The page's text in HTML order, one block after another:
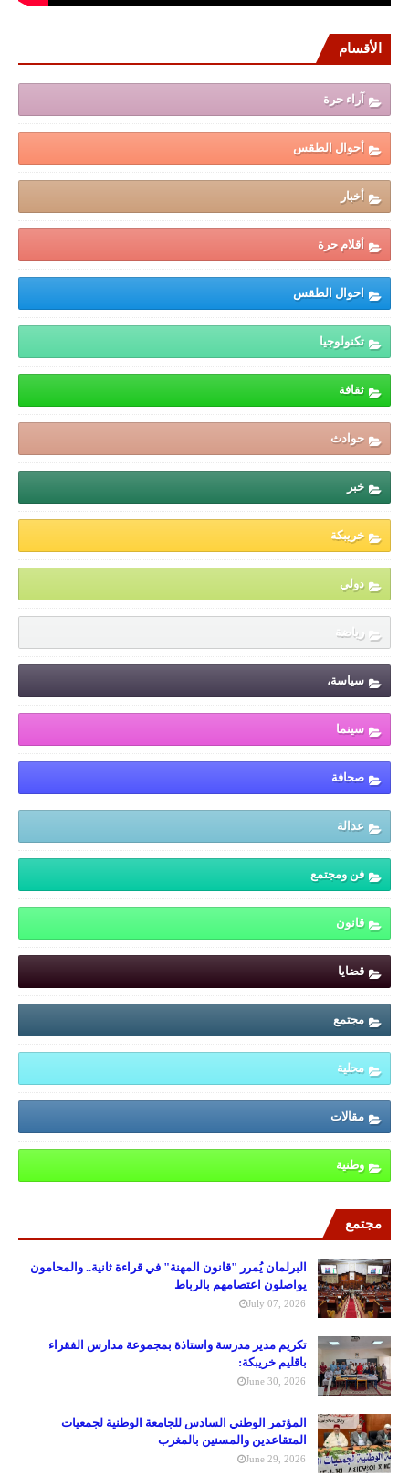
الأقسام
آراء حرة
أحوال الطقس
أخبار
أقلام حرة
احوال الطقس
تكنولوجيا
ثقافة
حوادث
خبر
خريبكة
دولي
رياضة
سياسة،
سينما
صحافة
عدالة
فن ومجتمع
قانون
قضايا
مجتمع
محلية
مقالات
وطنية
مجتمع
البرلمان يُمرر "قانون المهنة" في قراءة ثانية.. والمحامون
يواصلون اعتصامهم بالرباط
July 07, 2026
تكريم مدير مدرسة واستاذة بمجموعة مدارس الفقراء
باقليم خريبكة:
June 30, 2026
المؤتمر الوطني السادس للجامعة الوطنية لجمعيات
المتقاعدين والمسنين بالمغرب
June 29, 2026